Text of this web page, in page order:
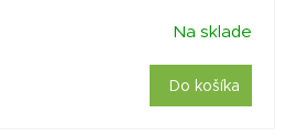
Na sklade
Do košíka